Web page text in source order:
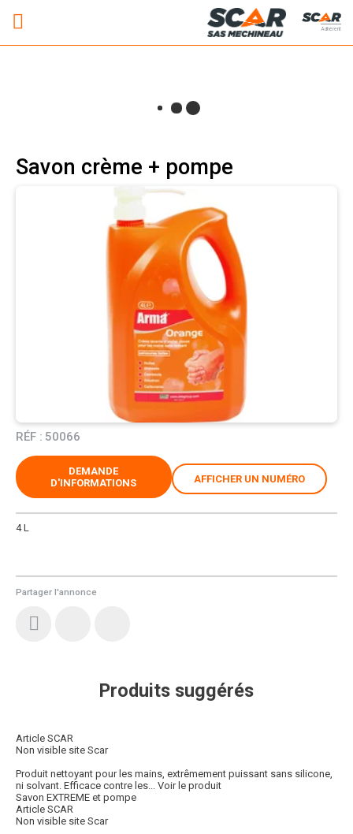
Adhérent
Savon crème + pompe
RÉF : 50066
Partager l'annonce
4 L
DEMANDE
D'INFORMATIONS
AFFICHER UN NUMÉRO
Produits suggérés
Article SCAR
Non visible site Scar
Produit nettoyant pour les mains, extrêmement puissant sans silicone,
ni solvant. Efficace contre les...
Voir le produit
Savon EXTREME et pompe
Article SCAR
Non visible site Scar